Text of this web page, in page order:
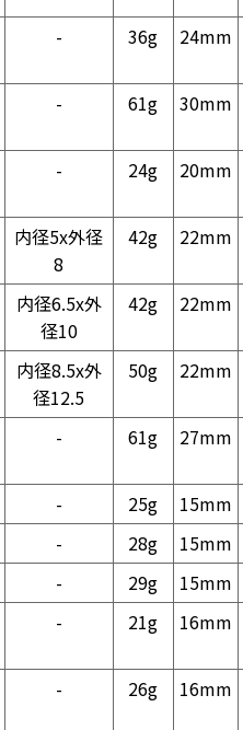
- 36g 24mm
- 61g 30mm
- 24g 20mm
内径5x外径
8
42g 22mm
内径6.5x外
径10
42g 22mm
内径8.5x外
径12.5
50g 22mm
- 61g 27mm
- 25g 15mm
- 28g 15mm
- 29g 15mm
- 21g 16mm
- 26g 16mm